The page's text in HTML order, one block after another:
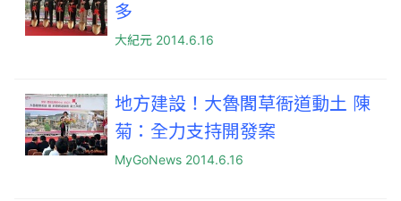
多
大紀元 2014.6.16
地方建設！大魯閣草衙道動土 陳
菊：全力支持開發案
MyGoNews 2014.6.16